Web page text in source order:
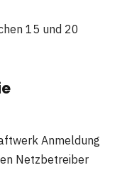
15 und 20
Anmeldung
Netzbetreiber